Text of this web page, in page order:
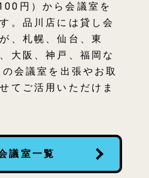
円）から会議室を
。品川店には貸し会
、札幌、仙台、東
大阪、神戸、福岡な
会議室を出張やお取
てご活用いただけま
議室一覧